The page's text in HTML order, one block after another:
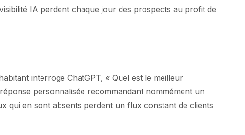
IA perdent chaque jour des prospects au profit de
interroge ChatGPT, « Quel est le meilleur
personnalisée recommandant nommément un
qui en sont absents perdent un flux constant de clients